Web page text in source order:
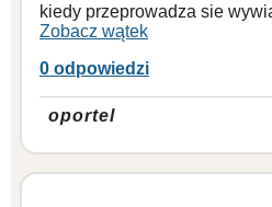
kiedy przeprowadza sie
Zobacz wątek
0 odpowiedzi
oportel